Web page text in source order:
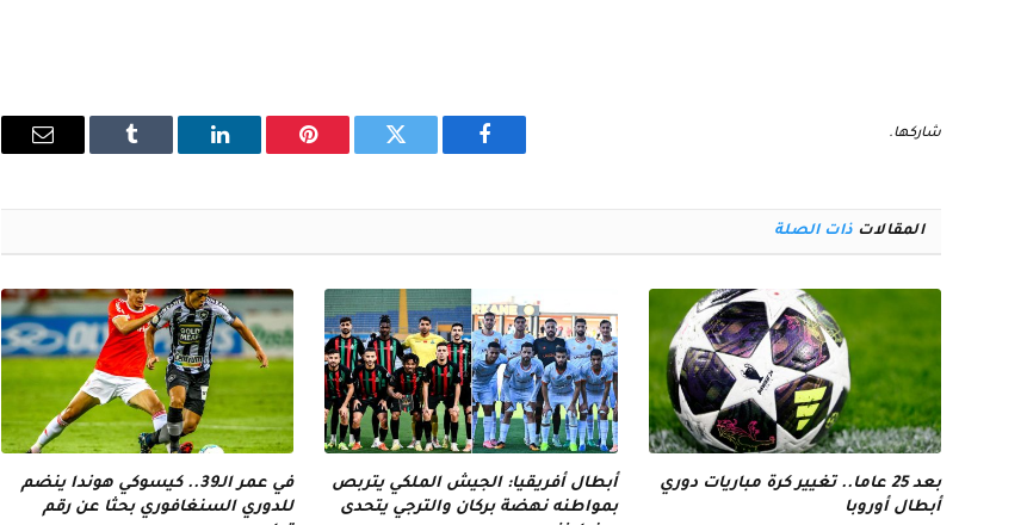
شاركها.
فيسبوك تويتر بينتيريستلينكدإن Tumblr
البريد
المقالات ذات الصلة
بعد 25 عاما.. تغيير كرة مباريات دوري
أبطال أوروبا
أبطال أفريقيا: الجيش الملكي يتربص
بمواطنه نهضة بركان والترجي يتحدى
في عمر الـ39.. كيسوكي هوندا ينضم
للدوري السنغافوري بحثا عن رقم